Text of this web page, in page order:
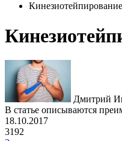
Дмитрий
В статье описываются
18.10.2017
3192